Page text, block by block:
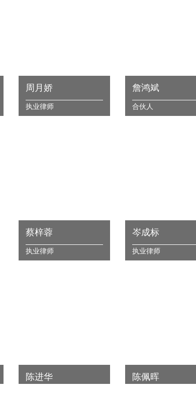
周月娇
执业律师
詹鸿斌
合伙人
蔡梓蓉
执业律师
岑成标
执业律师
陈进华 陈佩晖